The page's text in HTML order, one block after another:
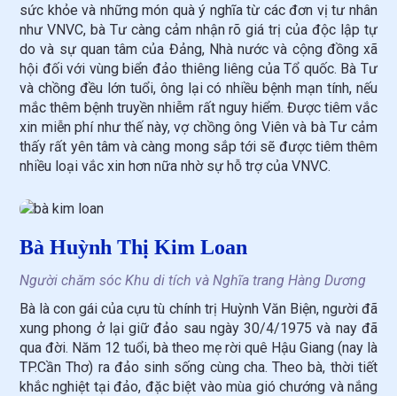
sức khỏe và những món quà ý nghĩa từ các đơn vị tư nhân
như VNVC, bà Tư càng cảm nhận rõ giá trị của độc lập tự
do và sự quan tâm của Đảng, Nhà nước và cộng đồng xã
hội đối với vùng biển đảo thiêng liêng của Tổ quốc. Bà Tư
và chồng đều lớn tuổi, ông lại có nhiều bệnh mạn tính, nếu
mắc thêm bệnh truyền nhiễm rất nguy hiểm. Được tiêm vắc
xin miễn phí như thế này, vợ chồng ông Viên và bà Tư cảm
thấy rất yên tâm và càng mong sắp tới sẽ được tiêm thêm
nhiều loại vắc xin hơn nữa nhờ sự hỗ trợ của VNVC.
Bà Huỳnh Thị Kim Loan
Người chăm sóc Khu di tích và Nghĩa trang Hàng Dương
Bà là con gái của cựu tù chính trị Huỳnh Văn Biện, người đã
xung phong ở lại giữ đảo sau ngày 30/4/1975 và nay đã
qua đời. Năm 12 tuổi, bà theo mẹ rời quê Hậu Giang (nay là
TP.Cần Thơ) ra đảo sinh sống cùng cha. Theo bà, thời tiết
khắc nghiệt tại đảo, đặc biệt vào mùa gió chướng và nắng